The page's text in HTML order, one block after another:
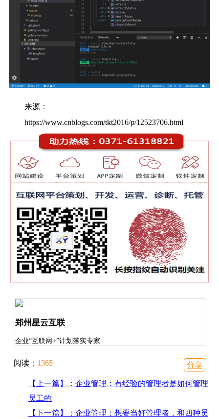
来源：
https://www.cnblogs.com/tkt2016/p/12523706.html
郑州星云互联
企业“互联网+”计划落实专家
阅读： 1365 分享
【上一篇】：企业管理：有经验的管理者是如何管理
员工的
【下一篇】：企业管理：想要当好管理者，和四种员